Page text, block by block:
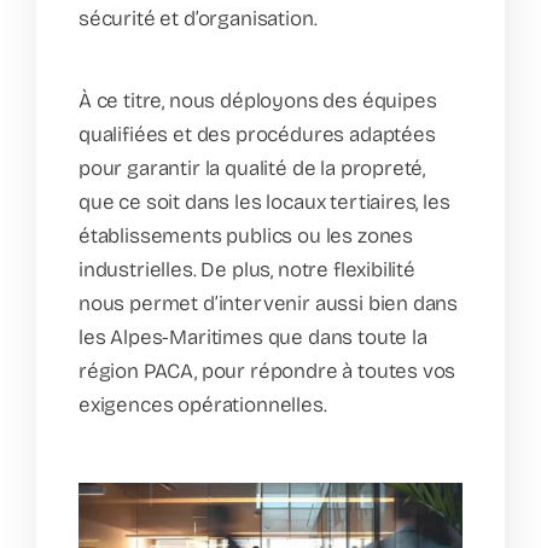
sécurité et d’organisation.
À ce titre, nous déployons des équipes
qualifiées et des procédures adaptées
pour garantir la qualité de la propreté,
que ce soit dans les locaux tertiaires, les
établissements publics ou les zones
industrielles. De plus, notre flexibilité
nous permet d’intervenir aussi bien dans
les Alpes-Maritimes que dans toute la
région PACA, pour répondre à toutes vos
exigences opérationnelles.